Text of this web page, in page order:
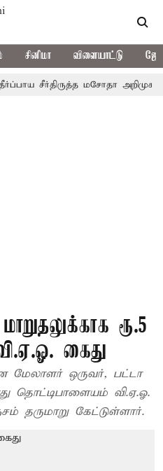
சினிமா விளையாட்டு
மசோதா அறிமுகம்
ரூ.5
கைது
மேலாளர் ஒருவர், பட்டா
தொட்டிபாளையம் வி.ஏ.ஓ.
தருமாறு கேட்டுள்ளார்.